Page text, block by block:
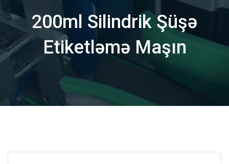
200ml Silindrik Şüşə
Etiketləmə Maşın